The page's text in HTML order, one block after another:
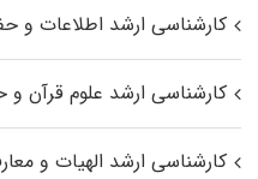
کارشناسی ارشد اطلاعات و
کارشناسی ارشد علوم قرآن
کارشناسی ارشد الهیات و